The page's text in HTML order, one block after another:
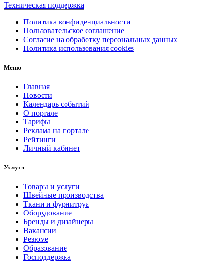
Техническая поддержка
Политика конфиденциальности
Пользовательское соглашение
Согласие на обработку персональных данных
Политика использования cookies
Меню
Главная
Новости
Календарь событий
О портале
Тарифы
Реклама на портале
Рейтинги
Личный кабинет
Услуги
Товары и услуги
Швейные производства
Ткани и фурнитруа
Оборудование
Бренды и дизайнеры
Вакансии
Резюме
Образование
Господдержка